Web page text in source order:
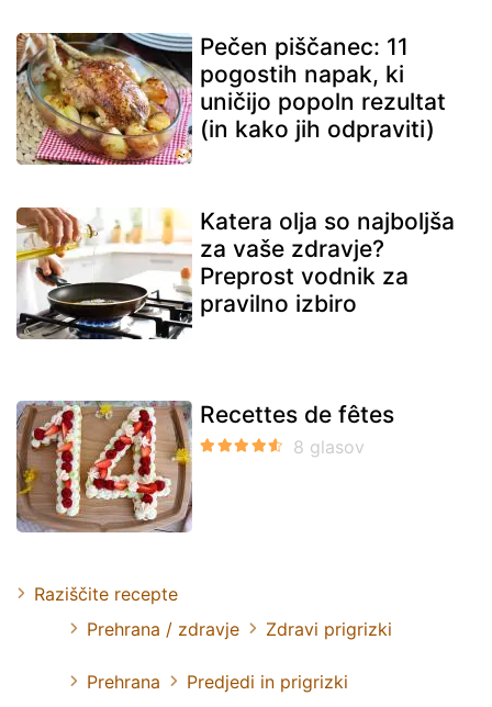
Pečen piščanec: 11
pogostih napak, ki
uničijo popoln rezultat
(in kako jih odpraviti)
Katera olja so najboljša
za vaše zdravje?
Preprost vodnik za
pravilno izbiro
Recettes de fêtes
Raziščite recepte
Prehrana / zdravje
Zdravi prigrizki
Prehrana Predjedi in prigrizki